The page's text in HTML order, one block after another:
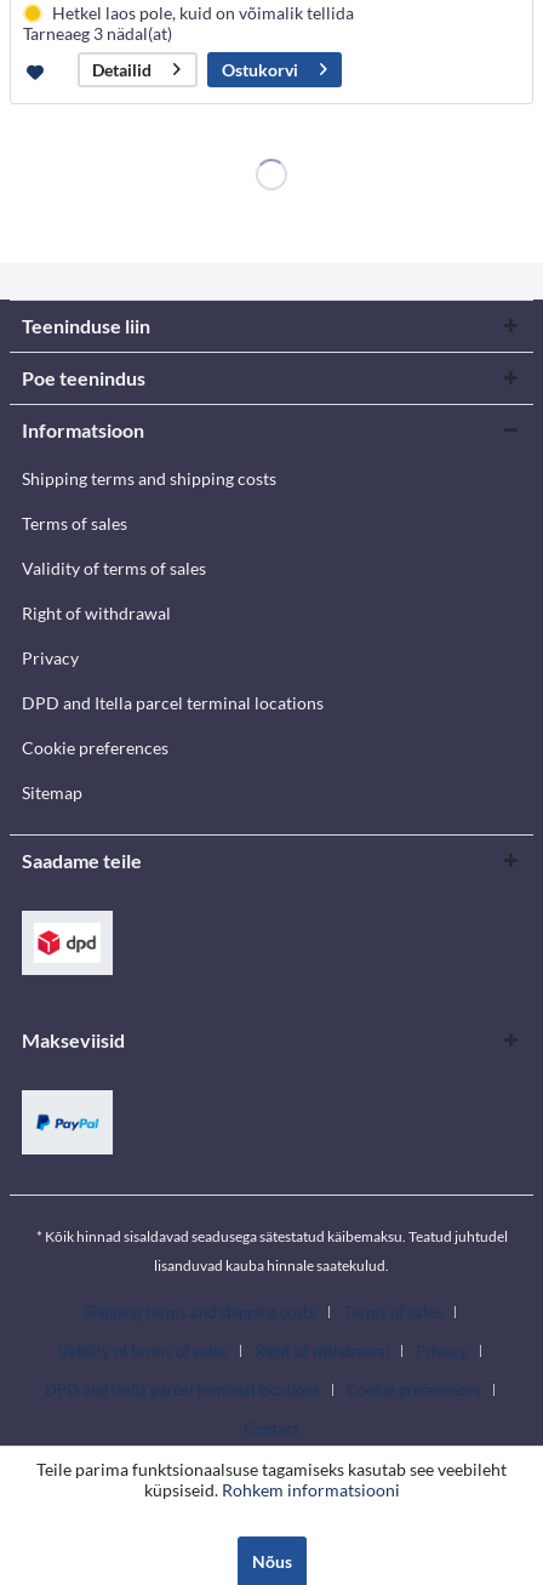
Hetkel laos pole, kuid on võimalik tellida
Tarneaeg 3 nädal(at)
Detailid
Ostukorvi
Teeninduse liin
Poe teenindus
Informatsioon
Shipping terms and shipping costs
Terms of sales
Validity of terms of sales
Right of withdrawal
Privacy
DPD and Itella parcel terminal locations
Cookie preferences
Sitemap
Saadame teile
Makseviisid
* Kõik hinnad sisaldavad seadusega sätestatud käibemaksu. Teatud juhtudel
lisanduvad kauba hinnale saatekulud.
Shipping terms and shipping costs
Terms of sales
Validity of terms of sales
Right of withdrawal
Privacy
DPD and Itella parcel terminal locations
Cookie preferences
Contact
Teile parima funktsionaalsuse tagamiseks kasutab see veebileht
küpsiseid. Rohkem informatsiooni
Nõus